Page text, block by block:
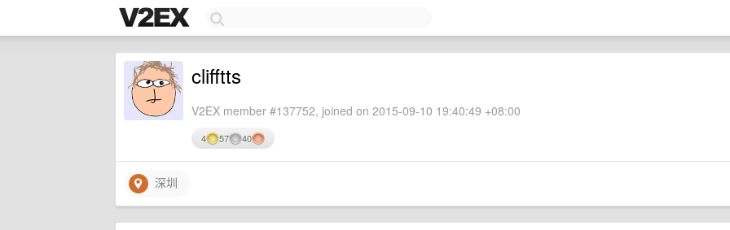
clifftts
V2EX member #137752, joined on 2015-09-10 19:40:49 +08:00
4 57 40
深圳